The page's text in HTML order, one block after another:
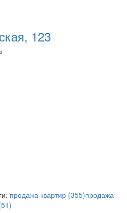
123
продажа квартир (355)продажа